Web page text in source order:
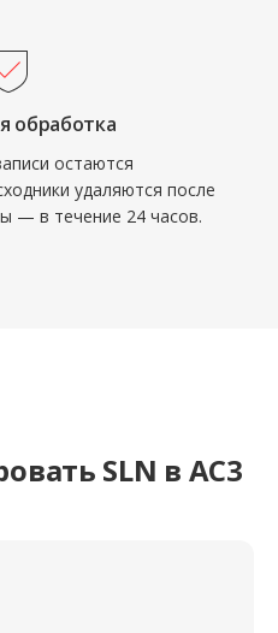
обработка
остаются
удаляются после
— в течение 24 часов.
SLN в AC3